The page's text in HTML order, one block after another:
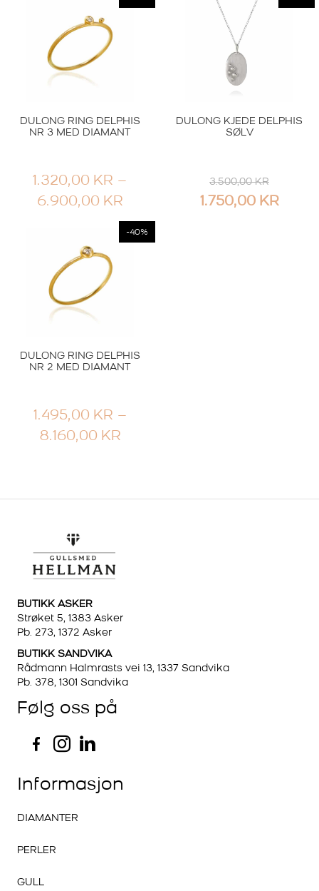
TIL
DULONG RING DELPHIS
NR 3 MED DIAMANT
1.320,00 KR –
6.900,00 KRPRISOMRÅDE:
1.320,00 KR
TIL
DULONG KJEDE DELPHIS
SØLV
3.500,00KR
OPPRINNELIG
1.750,00 KR
-40%
DULONG RING DELPHIS
NR 2 MED DIAMANT
1.495,00 KR –
8.160,00 KRPRISOMRÅDE:
8.160,00 KR
BUTIKK ASKER
Strøket 5, 1383 Asker
Pb. 273, 1372 Asker
BUTIKK SANDVIKA
Rådmann Halmrasts vei 13, 1337 Sandvika
Pb. 378, 1301 Sandvika
Følg oss på
Informasjon
DIAMANTER
PERLER
GULL